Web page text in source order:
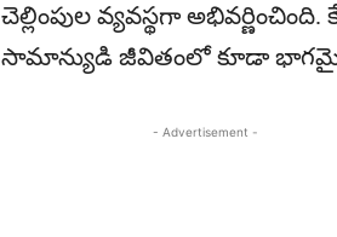
చెల్లింపుల వ్యవస్థగా
సామాన్యుడి జీవితంలో కూడా
- Advertisement -